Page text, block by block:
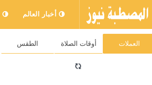
أخبار العالم
العملات أوقات الصلاة الطقسموعد عرض مسلسل حب على ورق الحلقة
42، هل تنجو لين بعد الحادث الذي تعرضت